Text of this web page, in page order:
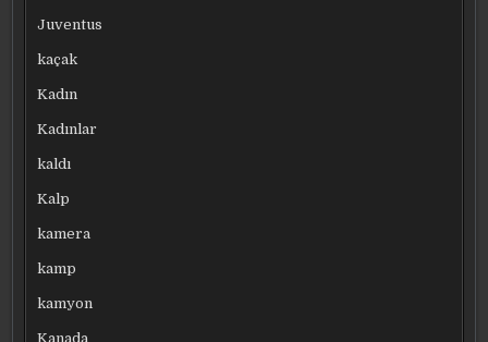
Juventus
kaçak
Kadın
Kadınlar
kaldı
Kalp
kamera
kamp
kamyon
Kanada